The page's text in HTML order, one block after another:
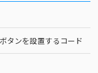
タンを設置するコード